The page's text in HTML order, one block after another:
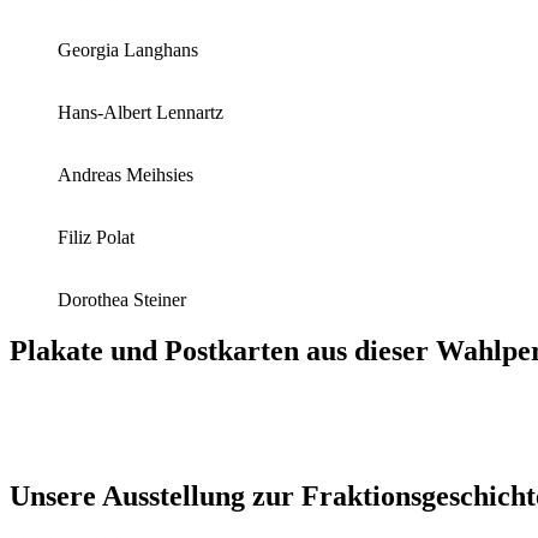
Georgia Langhans
Hans-Albert Lennartz
Andreas Meihsies
Filiz Polat
Dorothea Steiner
Plakate und Postkarten aus dieser
Unsere Ausstellung zur